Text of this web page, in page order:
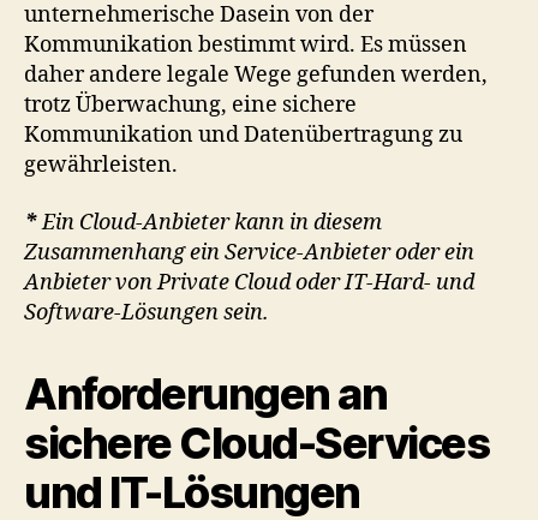
unternehmerische Dasein von der
Kommunikation bestimmt wird. Es müssen
daher andere legale Wege gefunden werden,
trotz Überwachung, eine sichere
Kommunikation und Datenübertragung zu
gewährleisten.
*Ein Cloud-Anbieter kann in diesem
Zusammenhang ein Service-Anbieter oder ein
Anbieter von Private Cloud oder IT-Hard- und
Software-Lösungen sein.
Anforderungen an
sichere Cloud-Services
und IT-Lösungen